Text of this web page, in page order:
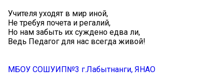
Учителя уходят в мир иной,
Не требуя почета и регалий,
Но нам забыть их суждено едва ли,
Ведь Педагог для нас всегда живой!
МБОУ СОШУИП№3 г.Лабытнанги, ЯНАО